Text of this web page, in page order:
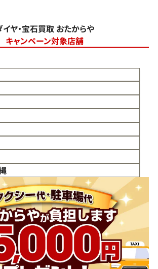
イヤ・宝石買取 おたからや
キャンペーン対象店舗